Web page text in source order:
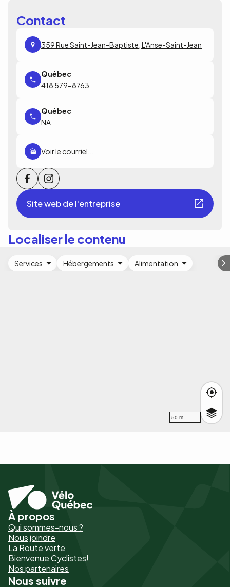
Contact
359 Rue Saint-Jean-Baptiste, L'Anse-Saint-Jean
418 579-8763
NA
Voir le courriel...
Site web de l'entreprise
Localiser le contenu
50 m
Services Hébergements Alimentation
Pied
de
page
-
Liens
À propos
Qui sommes-nous ?
Nous joindre
La Route verte
Bienvenue Cyclistes!
Nos partenaires
Nous suivre